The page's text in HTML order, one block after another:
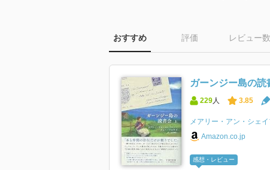
おすすめ 評価 レビュー数
ガーンジー島の読
229人 3.85
メアリー・アン・シェ
Amazon.co.jp
感想・レビュー